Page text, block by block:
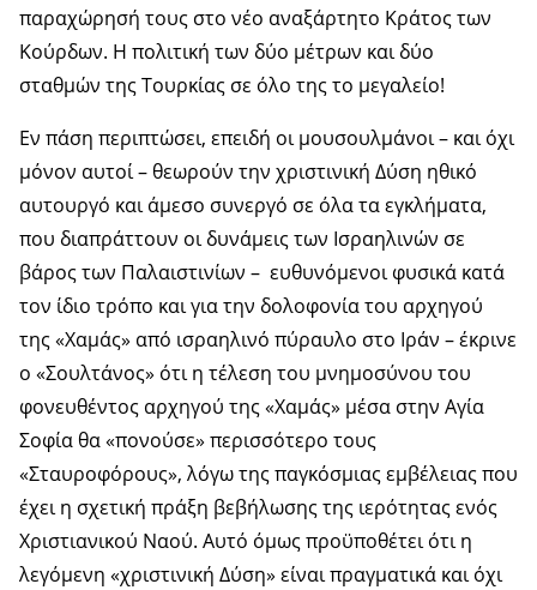
παραχώρησή τους στο νέο αναξάρτητο Κράτος των
Κούρδων. Η πολιτική των δύο μέτρων και δύο
σταθμών της Τουρκίας σε όλο της το μεγαλείο!
Εν πάση περιπτώσει, επειδή οι μουσουλμάνοι – και όχι
μόνον αυτοί – θεωρούν την χριστινική Δύση ηθικό
αυτουργό και άμεσο συνεργό σε όλα τα εγκλήματα,
που διαπράττουν οι δυνάμεις των Ισραηλινών σε
βάρος των Παλαιστινίων – ευθυνόμενοι φυσικά κατά
τον ίδιο τρόπο και για την δολοφονία του αρχηγού
της «Χαμάς» από ισραηλινό πύραυλο στο Ιράν – έκρινε
ο «Σουλτάνος» ότι η τέλεση του μνημοσύνου του
φονευθέντος αρχηγού της «Χαμάς» μέσα στην Αγία
Σοφία θα «πονούσε» περισσότερο τους
«Σταυροφόρους», λόγω της παγκόσμιας εμβέλειας που
έχει η σχετική πράξη βεβήλωσης της ιερότητας ενός
Χριστιανικού Ναού. Αυτό όμως προϋποθέτει ότι η
λεγόμενη «χριστινική Δύση» είναι πραγματικά και όχι